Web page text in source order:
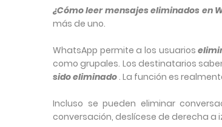
¿Cómo leer mensajes eliminados en
más de uno.
WhatsApp permite a los usuarios
como grupales. Los destinatarios
sido eliminado. La función es
Incluso se pueden eliminar
conversación, deslícese de derecha a